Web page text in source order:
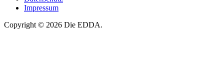
Impressum
Copyright © 2026 Die EDDA.